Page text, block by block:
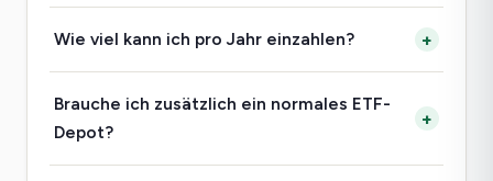
Wie viel kann ich pro Jahr einzahlen?
Brauche ich zusätzlich ein normales ETF-
Depot?